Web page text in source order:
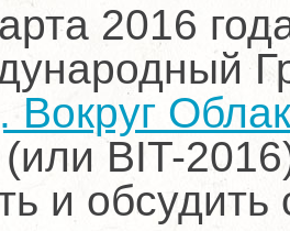
2016
(или BIT-
и